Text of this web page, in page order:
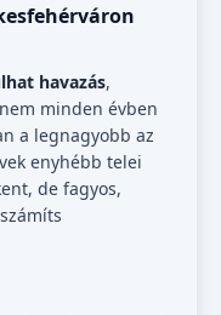
havazás,
minden évben
a legnagyobb az
enyhébb telei
de fagyos,